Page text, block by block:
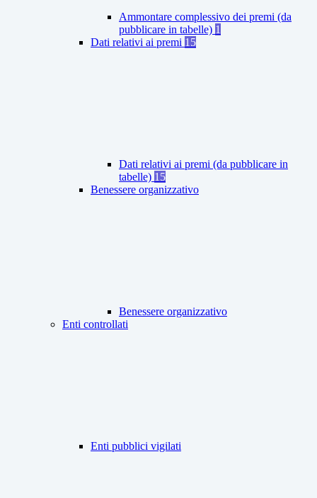
Ammontare complessivo dei premi (da
pubblicare in tabelle) 1
Dati relativi ai premi 15
Dati relativi ai premi (da pubblicare in
tabelle) 15
Benessere organizzativo
Benessere organizzativo
Enti controllati
Enti pubblici vigilati